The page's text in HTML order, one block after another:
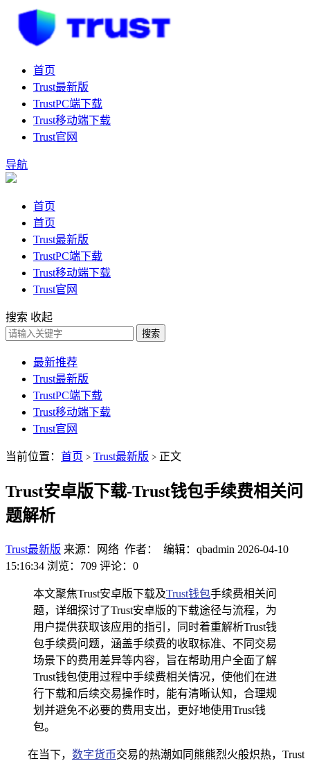
首页
Trust最新版
TrustPC端下载
Trust移动端下载
Trust官网
导航
首页
首页
Trust最新版
TrustPC端下载
Trust移动端下载
Trust官网
搜索 收起
搜索
最新推荐
Trust最新版
TrustPC端下载
Trust移动端下载
Trust官网
当前位置： 首页 > Trust最新版 > 正文
Trust安卓版下载-Trust钱包手续费相关问
题解析
Trust最新版 来源：网络 作者： 编辑：qbadmin 2026-04-10
15:16:34 浏览：709 评论：0
本文聚焦Trust安卓版下载及Trust钱包手续费相关问
题，详细探讨了Trust安卓版的下载途径与流程，为
用户提供获取该应用的指引，同时着重解析Trust钱
包手续费问题，涵盖手续费的收取标准、不同交易
场景下的费用差异等内容，旨在帮助用户全面了解
Trust钱包使用过程中手续费相关情况，使他们在进
行下载和后续交易操作时，能有清晰认知，合理规
划并避免不必要的费用支出，更好地使用Trust钱
包。
在当下， 数字货币交易的热潮如同熊熊烈火般炽热，Trust